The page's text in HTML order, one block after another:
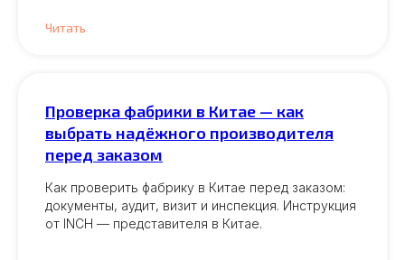
Читать
Проверка фабрики в Китае — как
выбрать надёжного производителя
перед заказом
Как проверить фабрику в Китае перед заказом:
документы, аудит, визит и инспекция. Инструкция
от INCH — представителя в Китае.